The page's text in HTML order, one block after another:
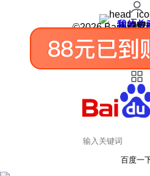
我的关
我的收
皮肤中
用户反
设置
©2026 Baidu 使
百度一